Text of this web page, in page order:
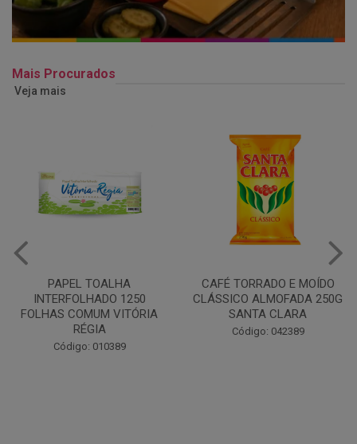
Mais Procurados
Veja mais
PAPEL TOALHA
INTERFOLHADO 1250
FOLHAS COMUM VITÓRIA
RÉGIA
Código: 010389
CAFÉ TORRADO E MOÍDO
CLÁSSICO ALMOFADA 250G
SANTA CLARA
Código: 042389